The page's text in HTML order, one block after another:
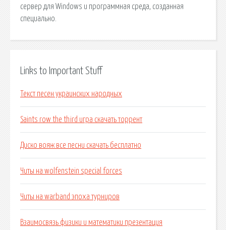
сервер для Windows и программная среда, созданная
специально.
Links to Important Stuff
Текст песен украинских народных
Saints row the third игра скачать торрент
Диско вояж все песни скачать бесплатно
Читы на wolfenstein special forces
Читы на warband эпоха турниров
Взаимосвязь физики и математики презентация